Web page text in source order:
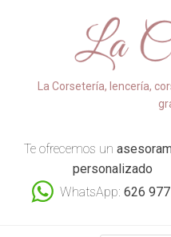
La Corsetería, lencería,
Te ofrecemos un
personalizado
WhatsApp:626